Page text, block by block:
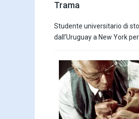
Trama
Studente universitario di
dall’Uruguay a New York